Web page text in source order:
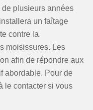
plusieurs années
un faîtage
contre la
moisissures. Les
afin de répondre aux
abordable. Pour de
le contacter si vous